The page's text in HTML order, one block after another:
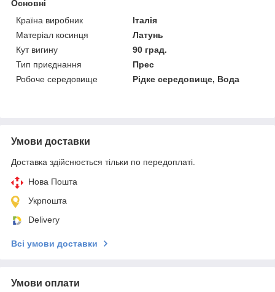
Основні
Країна виробник
Італія
Матеріал косинця
Латунь
Кут вигину
90 град.
Тип приєднання
Прес
Робоче середовище
Рідке середовище, Вода
Умови доставки
Доставка здійснюється тільки по передоплаті.
Нова Пошта
Укрпошта
Delivery
Всі умови доставки
Умови оплати